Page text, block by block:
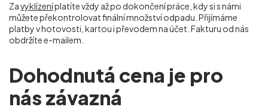
Zavyklízeníplatíte vždy až po dokončení práce, kdy si s námi
můžete překontrolovat finální množství odpadu. Přijímáme
platby v hotovosti, kartou i převodem na účet. Fakturu od nás
obdržíte e-mailem.
Dohodnutá cena je pro
nás závazná